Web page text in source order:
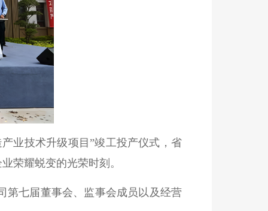
业技术升级项目”竣工投产仪式，省
荣耀蜕变的光荣时刻。
第七届董事会、监事会成员以及经营